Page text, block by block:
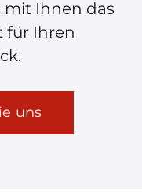
Ihnen das
für Ihren
uns